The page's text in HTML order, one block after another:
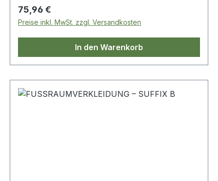
Regulärer Preis:
75,96 €
Preise inkl. MwSt. zzgl. Versandkosten
In den Warenkorb